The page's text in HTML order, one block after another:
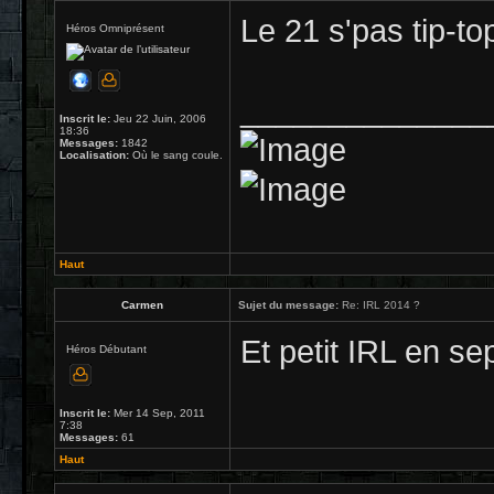
Héros Omniprésent
Inscrit le: Jeu 22 Juin, 2006
18:36
Messages: 1842
Localisation: Où le sang coule.
Le 21 s'pas tip-
Haut
Carmen Sujet du message: Re: IRL 2014 ?
Héros Débutant
Inscrit le: Mer 14 Sep, 2011
7:38
Messages: 61
Et petit IRL en
Haut